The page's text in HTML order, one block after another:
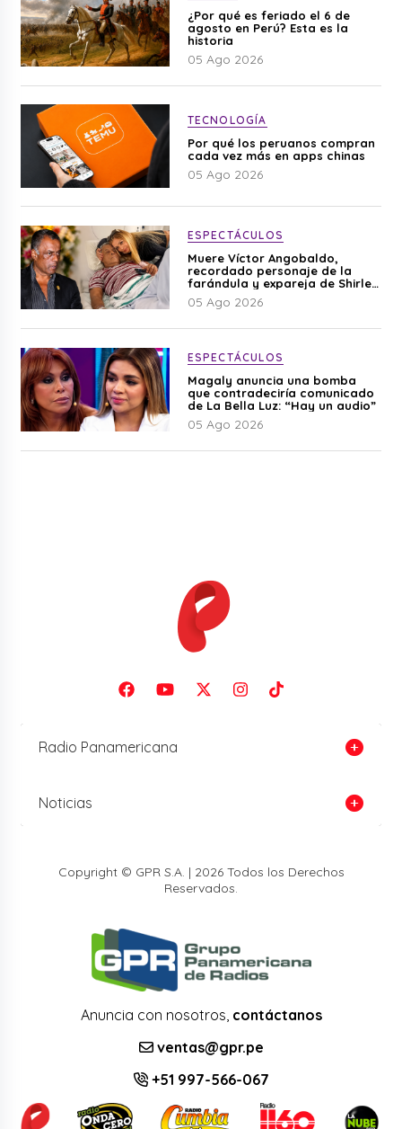
¿Por qué es feriado el 6 de
agosto en Perú? Esta es la
historia
05 Ago 2026
TECNOLOGÍA
Por qué los peruanos compran
cada vez más en apps chinas
05 Ago 2026
ESPECTÁCULOS
Muere Víctor Angobaldo,
recordado personaje de la
farándula y expareja de Shirley
Cherres
05 Ago 2026
ESPECTÁCULOS
Magaly anuncia una bomba
que contradeciría comunicado
de La Bella Luz: “Hay un audio”
05 Ago 2026
Radio Panamericana
Noticias
Copyright © GPR S.A. | 2026 Todos los Derechos
Reservados.
Anuncia con nosotros, contáctanos
ventas@gpr.pe
+51 997-566-067